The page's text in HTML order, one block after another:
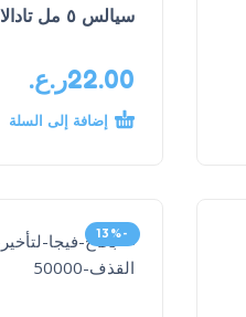
سيالس ٥ مل تادالافيل
22.00ر.ع.
إضافة إلى السلة
-13%